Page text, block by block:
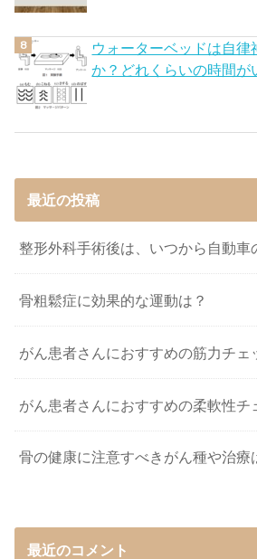
ウォーターベッドは自
か？どれくらいの時間が
最近の投稿
整形外科手術後は、いつから自動車
骨粗鬆症に効果的な運動は？
がん患者さんにおすすめの筋力チェ
がん患者さんにおすすめの柔軟性チ
骨の健康に注意すべきがん種や治療
最近のコメント